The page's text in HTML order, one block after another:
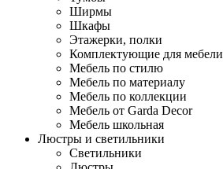
Ширмы
Шкафы
Этажерки, полки
Комплектующие для мебели
Мебель по стилю
Мебель по материалу
Мебель по коллекции
Мебель от Garda Decor
Мебель школьная
Люстры и светильники
Светильники